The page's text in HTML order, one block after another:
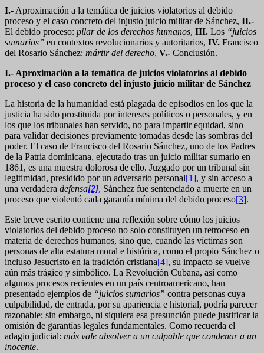
I.- Aproximación a la temática de juicios violatorios al debido
proceso y el caso concreto del injusto juicio militar de Sánchez, II.-
El debido proceso: pilar de los derechos humanos, III. Los “juicios
sumarios” en contextos revolucionarios y autoritarios, IV. Francisco
del Rosario Sánchez: mártir del derecho, V.- Conclusión.
I.- Aproximación a la temática de juicios violatorios al debido
proceso y el caso concreto del injusto juicio militar de Sánchez
La historia de la humanidad está plagada de episodios en los que la
justicia ha sido prostituida por intereses políticos o personales, y en
los que los tribunales han servido, no para impartir equidad, sino
para validar decisiones previamente tomadas desde las sombras del
poder. El caso de Francisco del Rosario Sánchez, uno de los Padres
de la Patria dominicana, ejecutado tras un juicio militar sumario en
1861, es una muestra dolorosa de ello. Juzgado por un tribunal sin
legitimidad, presidido por un adversario personal[1], y sin acceso a
una verdadera defensa[2], Sánchez fue sentenciado a muerte en un
proceso que violentó cada garantía mínima del debido proceso[3].
Este breve escrito contiene una reflexión sobre cómo los juicios
violatorios del debido proceso no solo constituyen un retroceso en
materia de derechos humanos, sino que, cuando las víctimas son
personas de alta estatura moral e histórica, como el propio Sánchez o
incluso Jesucristo en la tradición cristiana[4], su impacto se vuelve
aún más trágico y simbólico. La Revolución Cubana, así como
algunos procesos recientes en un país centroamericano, han
presentado ejemplos de “juicios sumarios” contra personas cuya
culpabilidad, de entrada, por su apariencia e historial, podría parecer
razonable; sin embargo, ni siquiera esa presunción puede justificar la
omisión de garantías legales fundamentales. Como recuerda el
adagio judicial: más vale absolver a un culpable que condenar a un
inocente.